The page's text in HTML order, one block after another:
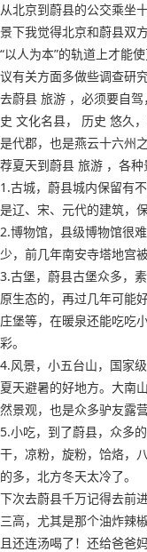
从北京到蔚县的公交乘坐
景下我觉得北京和蔚县双
“以人为本”的轨道上才能
议有关方面多做些调查研究
去蔚县 旅游 ，必须要自
史 文化名县， 历史 悠久
是代郡，也是燕云十六州
荐夏天到蔚县 旅游 ，各种
1.古城，蔚县城内保留有
是辽、宋、元代的建筑，保
2.博物馆，县级博物馆很
少，前几年南安寺塔地宫
3.古堡，蔚县古堡众多，
原生态的，再过几年可能
庄堡等，在暖泉还能吃吃
彩。
4.风景，小五台山，国家
夏天避暑的好地方。大南
然景观，也是众多驴友露
5.小吃，到了蔚县，众多
干，凉粉，旋粉，饸烙，
的多，北方冬天太冷了。
下次去蔚县千万记得去前
三高，尤其是那个油炸辣
且还连汤喝了！还给爸爸